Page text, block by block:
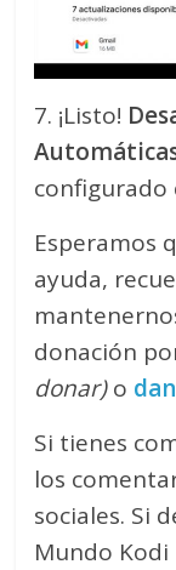
7. ¡Listo!
configurado
Esperamos
ayuda,
donación
donar)o
Si tienes
los
sociales. Si
Mundo